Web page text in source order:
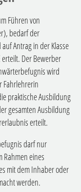
Führen von
bedarf der
Antrag in der Klasse
erteilt. Der Bewerber
wird
Fahrlehrerin
praktische Ausbildung
gesamten Ausbildung
erteilt.
darf nur
Rahmen eines
mit dem Inhaber oder
werden.